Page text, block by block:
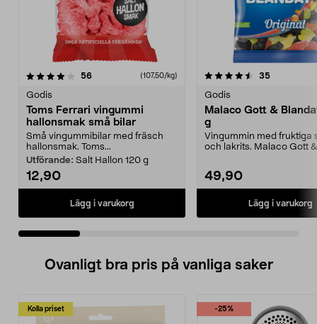
56recensioner (107,50/kg)
Godis
Toms Ferrari vingummi
hallonsmak små bilar
Små vingummibilar med fräsch
hallonsmak. Toms...
Utförande: Salt Hallon 120 g
12,90
Lägg i varukorg
4.5 av 5 stjärnor 35recensioner
Godis
Malaco Gott &
g
Vingummin med fruktiga
och lakrits. Malaco Gott
49,90
Lägg i varukorg
4.0 av 5 stjärnor
Ovanligt bra pris på vanliga saker
Kolla priset -25%